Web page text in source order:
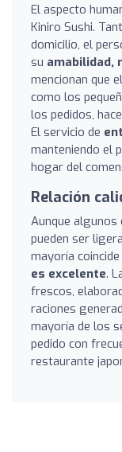
El aspecto
Kiniro Sushi.
domicilio, el
su amabilidad,
mencionan que
como los
los pedidos,
El servicio de
manteniendo el
hogar del
Relación
Aunque algunos
pueden ser
mayoría coincide
es excelente.
frescos,
raciones
mayoría de los
pedido con
restaurante